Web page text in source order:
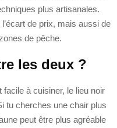
plus artisanales.
de prix, mais aussi de
de pêche.
les deux ?
à cuisiner, le lieu noir
tu cherches une chair plus
peut être plus agréable